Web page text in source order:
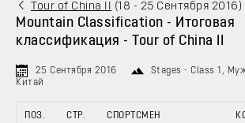
Tour of China II (18 - 25 Сентября 2016 )
Mountain Classification - Итоговая
классификация - Tour of China II
25 Сентября 2016 Stages - Class 1 ,
Китай
ПОЗ. СТР. СПОРТСМЕН